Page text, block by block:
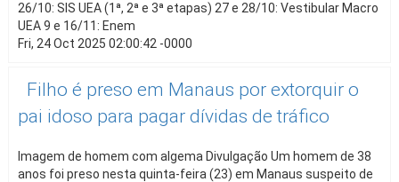
26/10: SIS UEA (1ª, 2ª e 3ª etapas) 27 e 28/10: Vestibular Macro
UEA 9 e 16/11: Enem
Fri, 24 Oct 2025 02:00:42 -0000
Filho é preso em Manaus por extorquir o
pai idoso para pagar dívidas de tráfico
Imagem de homem com algema Divulgação Um homem de 38
anos foi preso nesta quinta-feira (23) em Manaus suspeito de